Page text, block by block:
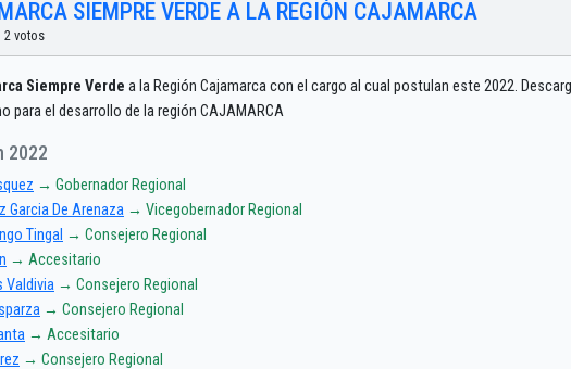
SIEMPRE VERDE A LA REGIÓN CAJAMARCA
2 votos
Siempre Verde a la Región Cajamarca con el cargo al cual postulan este 2022.
para el desarrollo de la región CAJAMARCA
2022
→ Gobernador Regional
Garcia De Arenaza → Vicegobernador Regional
Tingal → Consejero Regional
→ Accesitario
Valdivia → Consejero Regional
→ Consejero Regional
→ Accesitario
→ Consejero Regional